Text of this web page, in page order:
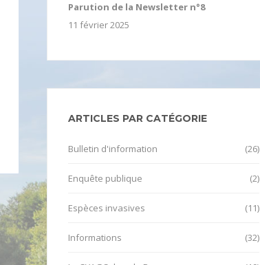
Parution de la Newsletter n°8
11 février 2025
ARTICLES PAR CATÉGORIE
Bulletin d'information (26)
Enquête publique (2)
Espèces invasives (11)
Informations (32)